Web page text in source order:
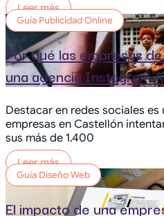
Leer más
Guía Publicidad Online
Por qué las empresas
una agencia Instagram
Destacar en redes sociales es
empresas en Castellón
sus más de 1.400
Leer más
Guía Diseño Web
El impacto de una